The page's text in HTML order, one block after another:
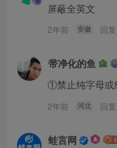
屏蔽全英文
2年前 安徽 回复
带净化的鱼
①禁止纯字母或
2年前 河北 回复
蛙言网